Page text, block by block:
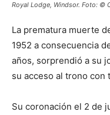
Royal Lodge, Windsor. Foto: ©
La prematura muerte
1952 a consecuencia
años, sorprendió a su
su acceso al trono con
Su coronación el 2 de